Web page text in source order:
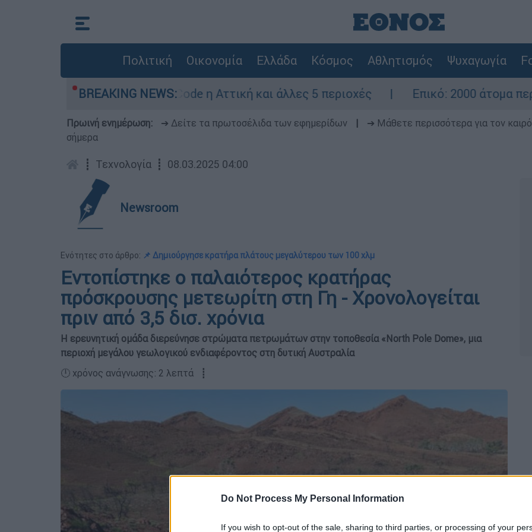
Do Not Process My Personal Information
If you wish to opt-out of the sale, sharing to third parties, or processing of your
Πολιτική Οικονομία Ελλάδα Κόσμος Αθλητισμός Ψυχαγωγία
BREAKING NEWS:
Σε κατάσταση Red Code η Αττική και άλλες 5 περιοχές Επικό: 2000 άτομα περίμεναν
Πρωινή ενημέρωση: ➔ Δείτε τα πρωτοσέλιδα των εφημερίδων
➔ Μάθετε περισσότερα για τον
σήμερα
┋ Τεχνολογία ┋ 08.03.2025 04:00
Newsroom
Ενότητες στο άρθρο: 📌 Δημιούργησε κρατήρα πλάτους μεγαλύτερου των 100 χλμ
Εντοπίστηκε ο παλαιότερος κρατήρας
πρόσκρουσης μετεωρίτη στη Γη - Χρονολογείται
πριν από 3,5 δισ. χρόνια
Η ερευνητική ομάδα διερεύνησε στρώματα πετρωμάτων στην τοποθεσία «North Pole Dome», μια
περιοχή μεγάλου γεωλογικού ενδιαφέροντος στη δυτική Αυστραλία
🕛 χρόνος ανάγνωσης: 2 λεπτά ┋